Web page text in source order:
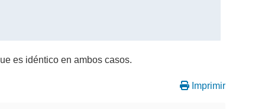
es idéntico en ambos casos.
Imprimir